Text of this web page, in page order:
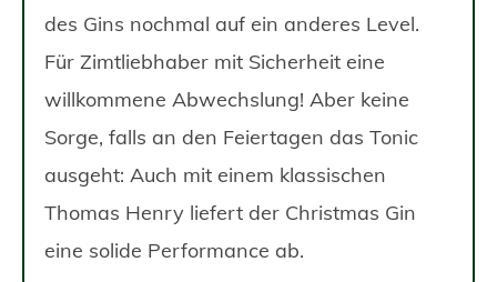
des Gins nochmal auf ein anderes Level.
Für Zimtliebhaber mit Sicherheit eine
willkommene Abwechslung! Aber keine
Sorge, falls an den Feiertagen das Tonic
ausgeht: Auch mit einem klassischen
Thomas Henry liefert der Christmas Gin
eine solide Performance ab.